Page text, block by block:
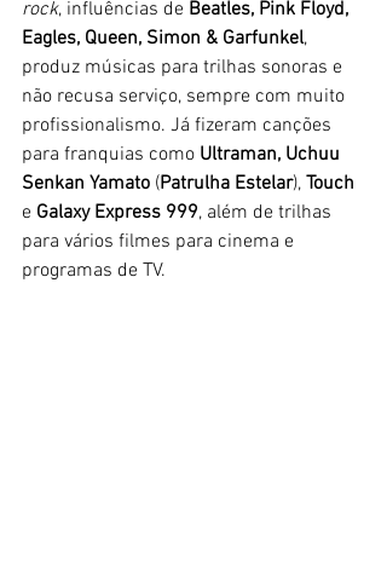
rock, influências de Beatles, Pink Floyd,
Eagles, Queen, Simon & Garfunkel,
produz músicas para trilhas sonoras e
não recusa serviço, sempre com muito
profissionalismo. Já fizeram canções
para franquias como Ultraman, Uchuu
Senkan Yamato (Patrulha Estelar), Touch
e Galaxy Express 999, além de trilhas
para vários filmes para cinema e
programas de TV.